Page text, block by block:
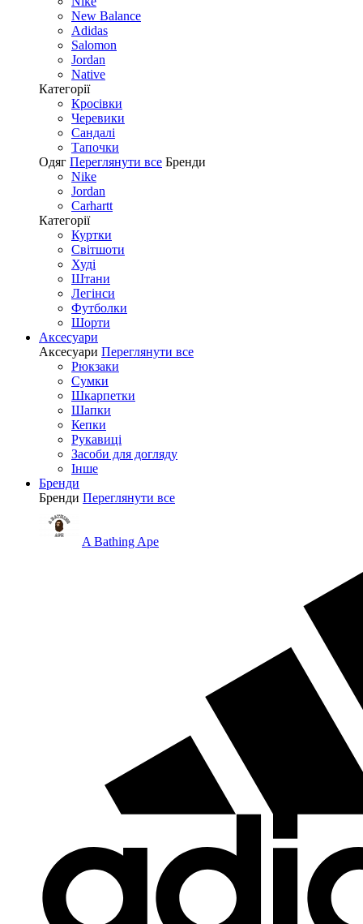
New Balance
Adidas
Salomon
Jordan
Native
Категорії
Кросівки
Черевики
Сандалі
Tапочки
Одяг Переглянути все Бренди
Nike
Jordan
Carhartt
Категорії
Куртки
Світшоти
Худі
Штани
Легінси
Футболки
Шорти
Аксесуари
Аксесуари Переглянути все
Рюкзаки
Сумки
Шкарпетки
Шапки
Кепки
Рукавиці
Засоби для догляду
Інше
Бренди
Бренди Переглянути все
A Bathing Ape